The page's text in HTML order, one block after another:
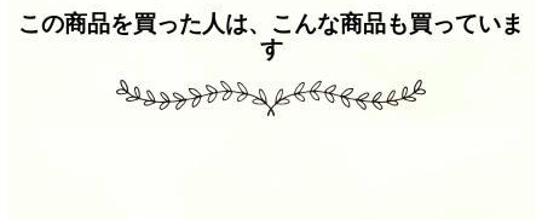
この商品を買った人は、こんな商品も買っていま
す